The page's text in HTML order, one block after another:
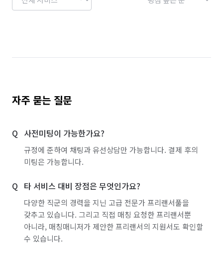
자주 묻는 질문
사전미팅이 가능한가요?
규정에 준하여 채팅과 유선상담만 가능합니다. 결제 후의
미팅은 가능합니다.
타 서비스 대비 장점은 무엇인가요?
다양한 직군의 경력을 지닌 고급 전문가 프리랜서풀을
갖추고 있습니다. 그리고 직접 매칭 요청한 프리랜서뿐
아니라, 매칭매니저가 제안한 프리랜서의 지원서도 확인할
수 있습니다.